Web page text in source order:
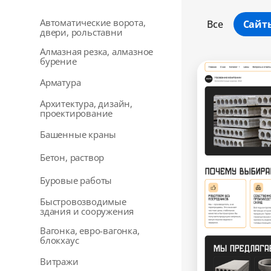
Автоматические ворота,
двери, рольставни
Алмазная резка, алмазное
бурение
Арматура
Архитектура, дизайн,
проектирование
Башенные краны
Бетон, раствор
Буровые работы
Быстровозводимые
здания и сооружения
Вагонка, евро-вагонка,
блокхаус
Витражи
Все